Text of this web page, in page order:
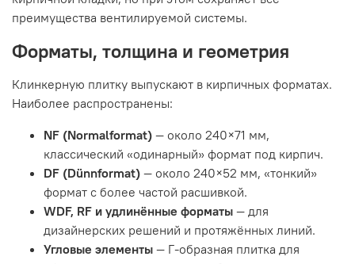
преимущества вентилируемой системы.
Форматы, толщина и геометрия
Клинкерную плитку выпускают в кирпичных форматах.
Наиболее распространены:
NF (Normalformat) — около 240×71 мм,
классический «одинарный» формат под кирпич.
DF (Dünnformat) — около 240×52 мм, «тонкий»
формат с более частой расшивкой.
WDF, RF и удлинённые форматы — для
дизайнерских решений и протяжённых линий.
Угловые элементы — Г-образная плитка для